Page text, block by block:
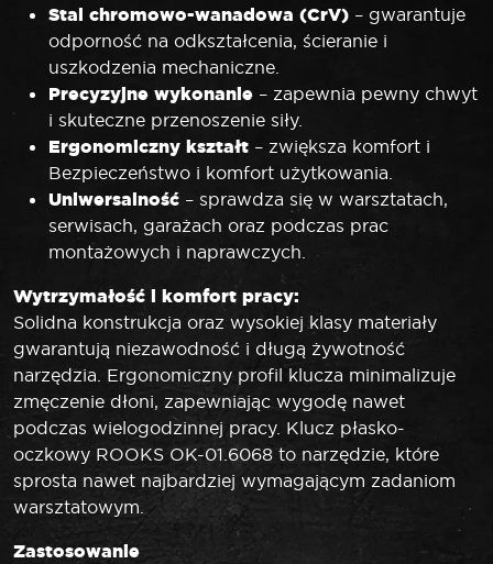
Stal chromowo-wanadowa (CrV) – gwarantuje
odporność na odkształcenia, ścieranie i
uszkodzenia mechaniczne.
Precyzyjne wykonanie – zapewnia pewny chwyt
i skuteczne przenoszenie siły.
Ergonomiczny kształt – zwiększa komfort i
Bezpieczeństwo i komfort użytkowania.
Uniwersalność – sprawdza się w warsztatach,
serwisach, garażach oraz podczas prac
montażowych i naprawczych.
Wytrzymałość i komfort pracy:
Solidna konstrukcja oraz wysokiej klasy materiały
gwarantują niezawodność i długą żywotność
narzędzia. Ergonomiczny profil klucza minimalizuje
zmęczenie dłoni, zapewniając wygodę nawet
podczas wielogodzinnej pracy. Klucz płasko-
oczkowy ROOKS OK-01.6068 to narzędzie, które
sprosta nawet najbardziej wymagającym zadaniom
warsztatowym.
Zastosowanie